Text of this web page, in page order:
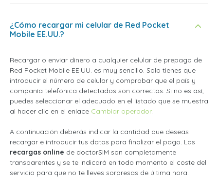
¿Cómo recargar mi celular de Red Pocket
Mobile EE.UU.?
Recargar o enviar dinero a cualquier celular de prepago de
Red Pocket Mobile EE.UU. es muy sencillo. Solo tienes que
introducir el número de celular y comprobar que el país y
compañía telefónica detectados son correctos. Si no es así,
puedes seleccionar el adecuado en el listado que se muestra
al hacer clic en el enlace Cambiar operador.
A continuación deberás indicar la cantidad que deseas
recargar e introducir tus datos para finalizar el pago. Las
recargas online de doctorSIM son completamente
transparentes y se te indicará en todo momento el coste del
servicio para que no te lleves sorpresas de última hora.